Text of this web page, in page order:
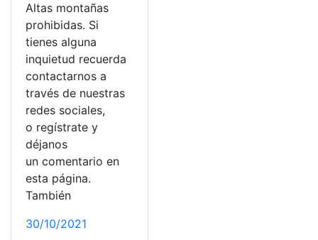
Altas montañas
prohibidas. Si
tienes alguna
inquietud recuerda
contactarnos a
través de nuestras
redes sociales,
o regístrate y
déjanos
un comentario en
esta página.
También
30/10/2021